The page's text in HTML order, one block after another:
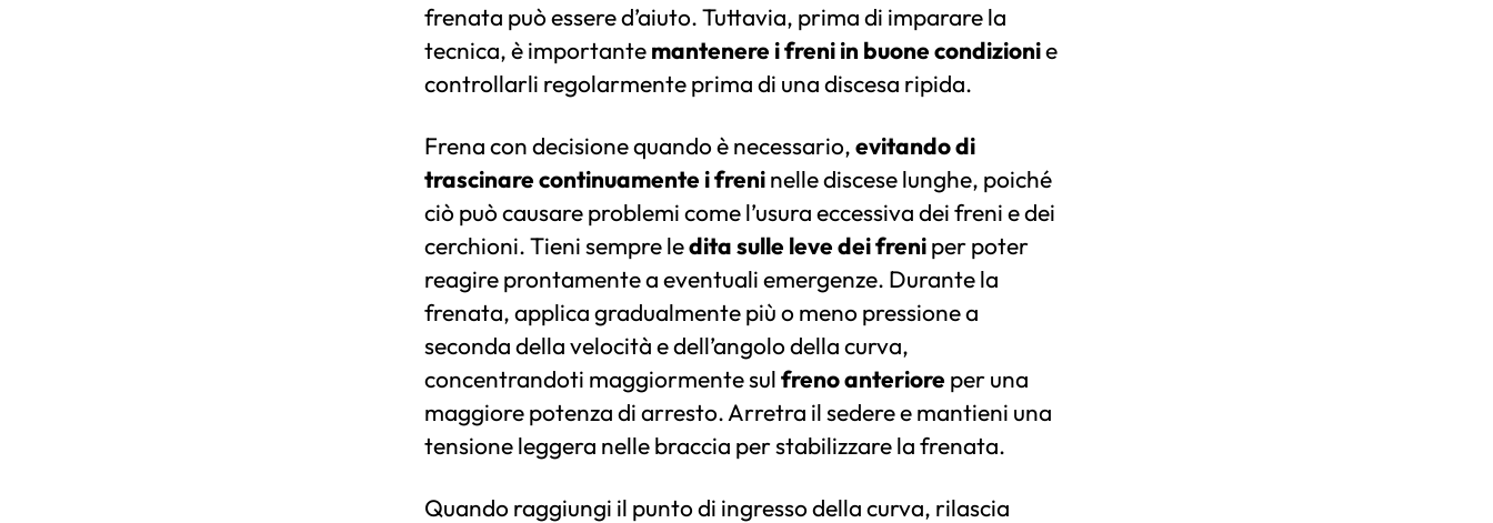
frenata può essere d’aiuto. Tuttavia, prima di imparare la
tecnica, è importantemantenere i freni in buone condizionie
controllarli regolarmente prima di una discesa ripida.
Frena con decisione quando è necessario,evitando di
trascinare continuamente i freninelle discese lunghe, poiché
ciò può causare problemi come l’usura eccessiva dei freni e dei
cerchioni. Tieni sempre ledita sulle leve dei freniper poter
reagire prontamente a eventuali emergenze. Durante la
frenata, applica gradualmente più o meno pressione a
seconda della velocità e dell’angolo della curva,
concentrandoti maggiormente sulfreno anteriore per una
maggiore potenza di arresto. Arretra il sedere e mantieni una
tensione leggera nelle braccia per stabilizzare la frenata.
Quando raggiungi il punto di ingresso della curva, rilascia